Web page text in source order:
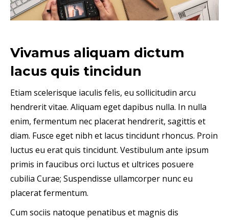
Vivamus aliquam dictum
lacus quis tincidun
Etiam scelerisque iaculis felis, eu sollicitudin arcu
hendrerit vitae. Aliquam eget dapibus nulla. In nulla
enim, fermentum nec placerat hendrerit, sagittis et
diam. Fusce eget nibh et lacus tincidunt rhoncus. Proin
luctus eu erat quis tincidunt. Vestibulum ante ipsum
primis in faucibus orci luctus et ultrices posuere
cubilia Curae; Suspendisse ullamcorper nunc eu
placerat fermentum.
Cum sociis natoque penatibus et magnis dis